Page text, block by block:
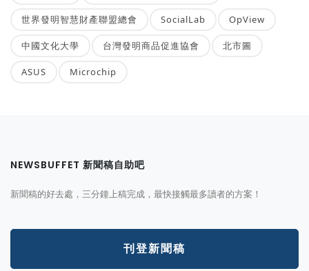
世界發明智慧財產聯盟總會 SocialLab OpView
中國文化大學 台灣發明商品促進協會 北市圖
ASUS Microchip
NEWSBUFFET 新聞稿自助吧
新聞稿的好去處，三分鐘上稿完成，最快接觸最多讀者的方案！
刊登新聞稿